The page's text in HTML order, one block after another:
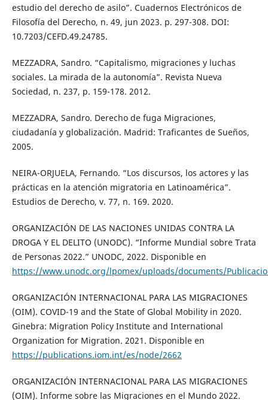
estudio del derecho de asilo”. Cuadernos Electrónicos de
Filosofía del Derecho, n. 49, jun 2023. p. 297-308. DOI:
10.7203/CEFD.49.24785.
MEZZADRA, Sandro. “Capitalismo, migraciones y luchas
sociales. La mirada de la autonomía”. Revista Nueva
Sociedad, n. 237, p. 159-178. 2012.
MEZZADRA, Sandro. Derecho de fuga Migraciones,
ciudadanía y globalización. Madrid: Traficantes de Sueños,
2005.
NEIRA-ORJUELA, Fernando. “Los discursos, los actores y las
prácticas en la atención migratoria en Latinoamérica”.
Estudios de Derecho, v. 77, n. 169. 2020.
ORGANIZACIÓN DE LAS NACIONES UNIDAS CONTRA LA
DROGA Y EL DELITO (UNODC). “Informe Mundial sobre Trata
de Personas 2022.” UNODC, 2022. Disponible en
https://www.unodc.org/lpomex/uploads/documents/
ORGANIZACIÓN INTERNACIONAL PARA LAS MIGRACIONES
(OIM). COVID-19 and the State of Global Mobility in 2020.
Ginebra: Migration Policy Institute and International
Organization for Migration. 2021. Disponible en
https://publications.iom.int/es/node/2662
ORGANIZACIÓN INTERNACIONAL PARA LAS MIGRACIONES
(OIM). Informe sobre las Migraciones en el Mundo 2022.